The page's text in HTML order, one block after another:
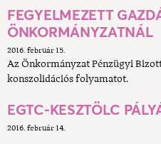
FEGYELMEZETT
ÖNKORMÁNYZATNÁL
2016. február 15.
Az Önkormányzat Pénzügyi
konszolidációs folyamatot.
EGTC-KESZTÖLC
2016. február 14.